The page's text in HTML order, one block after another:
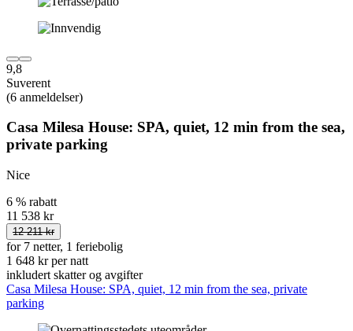
9,8
Suverent
(6 anmeldelser)
Casa Milesa House: SPA, quiet, 12 min from the sea,
private parking
Nice
6 % rabatt
11 538 kr
12 211 kr
for 7 netter, 1 feriebolig
1 648 kr per natt
inkludert skatter og avgifter
Casa Milesa House: SPA, quiet, 12 min from the sea, private
parking